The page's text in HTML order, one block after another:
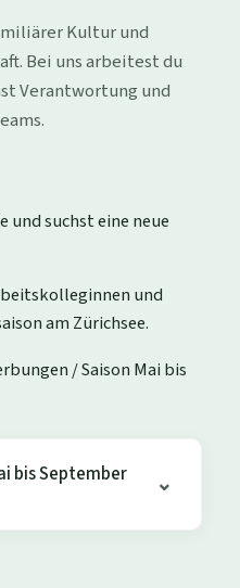
Kultur und
Bei uns arbeitest du
Verantwortung und
und suchst eine neue
und
am Zürichsee.
/ Saison Mai bis
bis September